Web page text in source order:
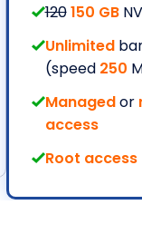
120150 GB
Unlimited
(speed 250
Managedor
access
Root access